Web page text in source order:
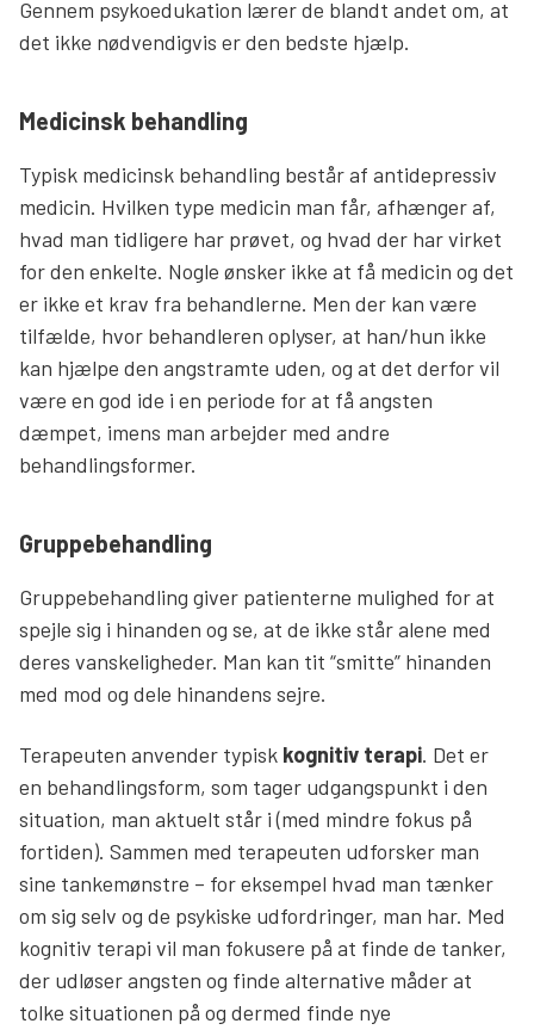
Gennem psykoedukation lærer de blandt andet om, at
det ikke nødvendigvis er den bedste hjælp.
Medicinsk behandling
Typisk medicinsk behandling består af antidepressiv
medicin. Hvilken type medicin man får, afhænger af,
hvad man tidligere har prøvet, og hvad der har virket
for den enkelte. Nogle ønsker ikke at få medicin og det
er ikke et krav fra behandlerne. Men der kan være
tilfælde, hvor behandleren oplyser, at han/hun ikke
kan hjælpe den angstramte uden, og at det derfor vil
være en god ide i en periode for at få angsten
dæmpet, imens man arbejder med andre
behandlingsformer.
Gruppebehandling
Gruppebehandling giver patienterne mulighed for at
spejle sig i hinanden og se, at de ikke står alene med
deres vanskeligheder. Man kan tit “smitte” hinanden
med mod og dele hinandens sejre.
Terapeuten anvender typisk kognitiv terapi. Det er
en behandlingsform, som tager udgangspunkt i den
situation, man aktuelt står i (med mindre fokus på
fortiden). Sammen med terapeuten udforsker man
sine tankemønstre – for eksempel hvad man tænker
om sig selv og de psykiske udfordringer, man har. Med
kognitiv terapi vil man fokusere på at finde de tanker,
der udløser angsten og finde alternative måder at
tolke situationen på og dermed finde nye